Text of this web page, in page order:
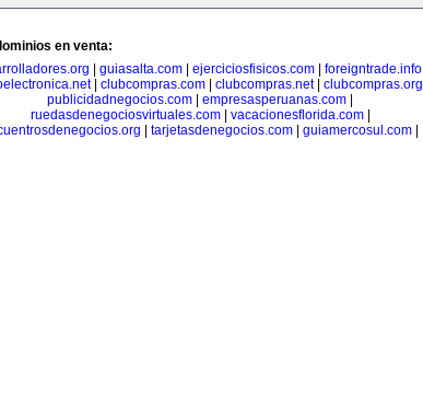
en venta:
guiasalta.com| ejerciciosfisicos.com| foreigntrade.info|
| clubcompras.com clubcompras.net| clubcompras.org
publicidadnegocios.com
empresasperuanas.com
ruedasdenegociosvirtuales.com| vacacionesflorida.com|
tarjetasdenegocios.com guiamercosul.com